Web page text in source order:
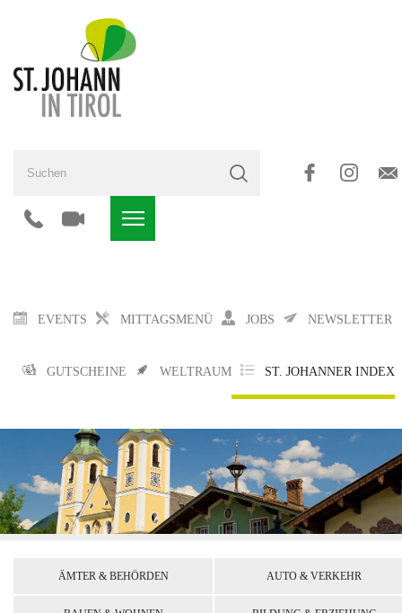
EVENTS MITTAGSMENÜ JOBS NEWSLETTER
GUTSCHEINE WELTRAUM ST. JOHANNER INDEX
ÄMTER & BEHÖRDEN AUTO & VERKEHR